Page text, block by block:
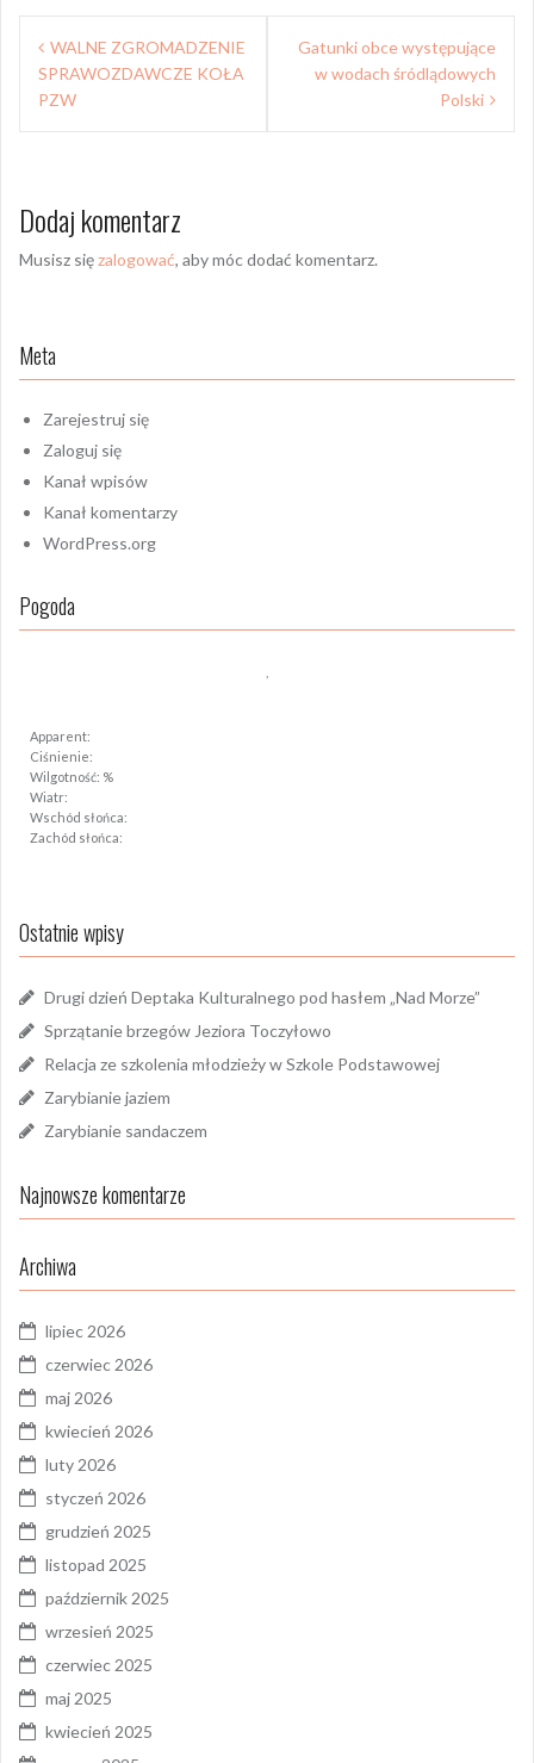
Nawigacja
wpisu
WALNE ZGROMADZENIE
SPRAWOZDAWCZE KOŁA
PZW
Gatunki obce występujące
w wodach śródlądowych
Polski
Dodaj komentarz
Musisz sięzalogować, aby móc dodać komentarz.
Meta
Zarejestruj się
Zaloguj się
Kanał wpisów
Kanał komentarzy
WordPress.org
Pogoda
Apparent:
Ciśnienie:
Wilgotność: %
Wiatr:
Wschód słońca:
Zachód słońca:
Ostatnie wpisy
Drugi dzień Deptaka Kulturalnego pod hasłem „Nad Morze”
Sprzątanie brzegów Jeziora Toczyłowo
Relacja ze szkolenia młodzieży w Szkole Podstawowej
Zarybianie jaziem
Zarybianie sandaczem
Najnowsze komentarze
Archiwa
lipiec 2026
czerwiec 2026
maj 2026
kwiecień 2026
luty 2026
styczeń 2026
grudzień 2025
listopad 2025
październik 2025
wrzesień 2025
czerwiec 2025
maj 2025
kwiecień 2025